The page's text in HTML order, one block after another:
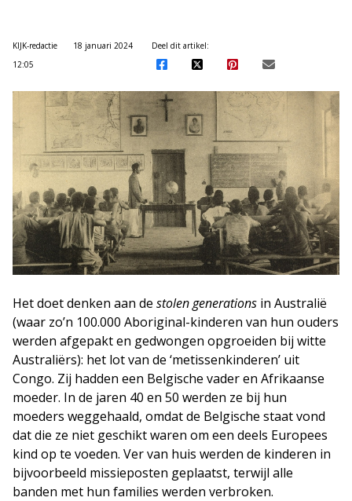
KIJK-redactie
18 januari 2024
12:05
Deel dit artikel:
Het doet denken aan de stolen generations in Australië
(waar zo’n 100.000 Aboriginal-kinderen van hun ouders
werden afgepakt en gedwongen opgroeiden bij witte
Australiërs): het lot van de ‘metissenkinderen’ uit
Congo. Zij hadden een Belgische vader en Afrikaanse
moeder. In de jaren 40 en 50 werden ze bij hun
moeders weggehaald, omdat de Belgische staat vond
dat die ze niet geschikt waren om een deels Europees
kind op te voeden. Ver van huis werden de kinderen in
bijvoorbeeld missieposten geplaatst, terwijl alle
banden met hun families werden verbroken.